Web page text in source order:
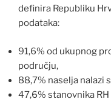
definira Republiku
podataka:
91,6% od ukupnog
području,
88,7% naselja nalazi
47,6% stanovnika